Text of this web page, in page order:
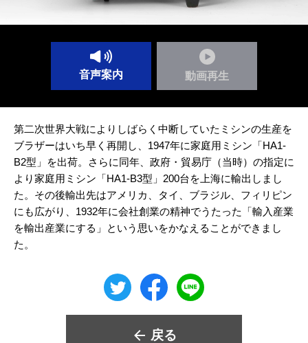
音声案内 動画再生
第二次世界大戦によりしばらく中断していたミシンの生産を
ブラザーはいち早く再開し、1947年に家庭用ミシン「HA1-
B2型」を出荷。さらに同年、政府・貿易庁（当時）の指定に
より家庭用ミシン「HA1-B3型」200台を上海に輸出しまし
た。その後輸出先はアメリカ、タイ、ブラジル、フィリピン
にも広がり、1932年に会社創業の精神でうたった「輸入産業
を輸出産業にする」という思いをかなえることができまし
た。
戻る